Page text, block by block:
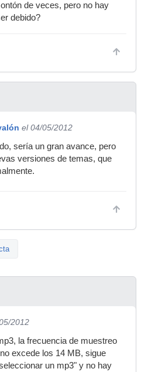
de veces, pero no hay
debido?
el 04/05/2012
sería un gran avance, pero
versiones de temas, que
2012
la frecuencia de muestreo
excede los 14 MB, sigue
un mp3" y no hay